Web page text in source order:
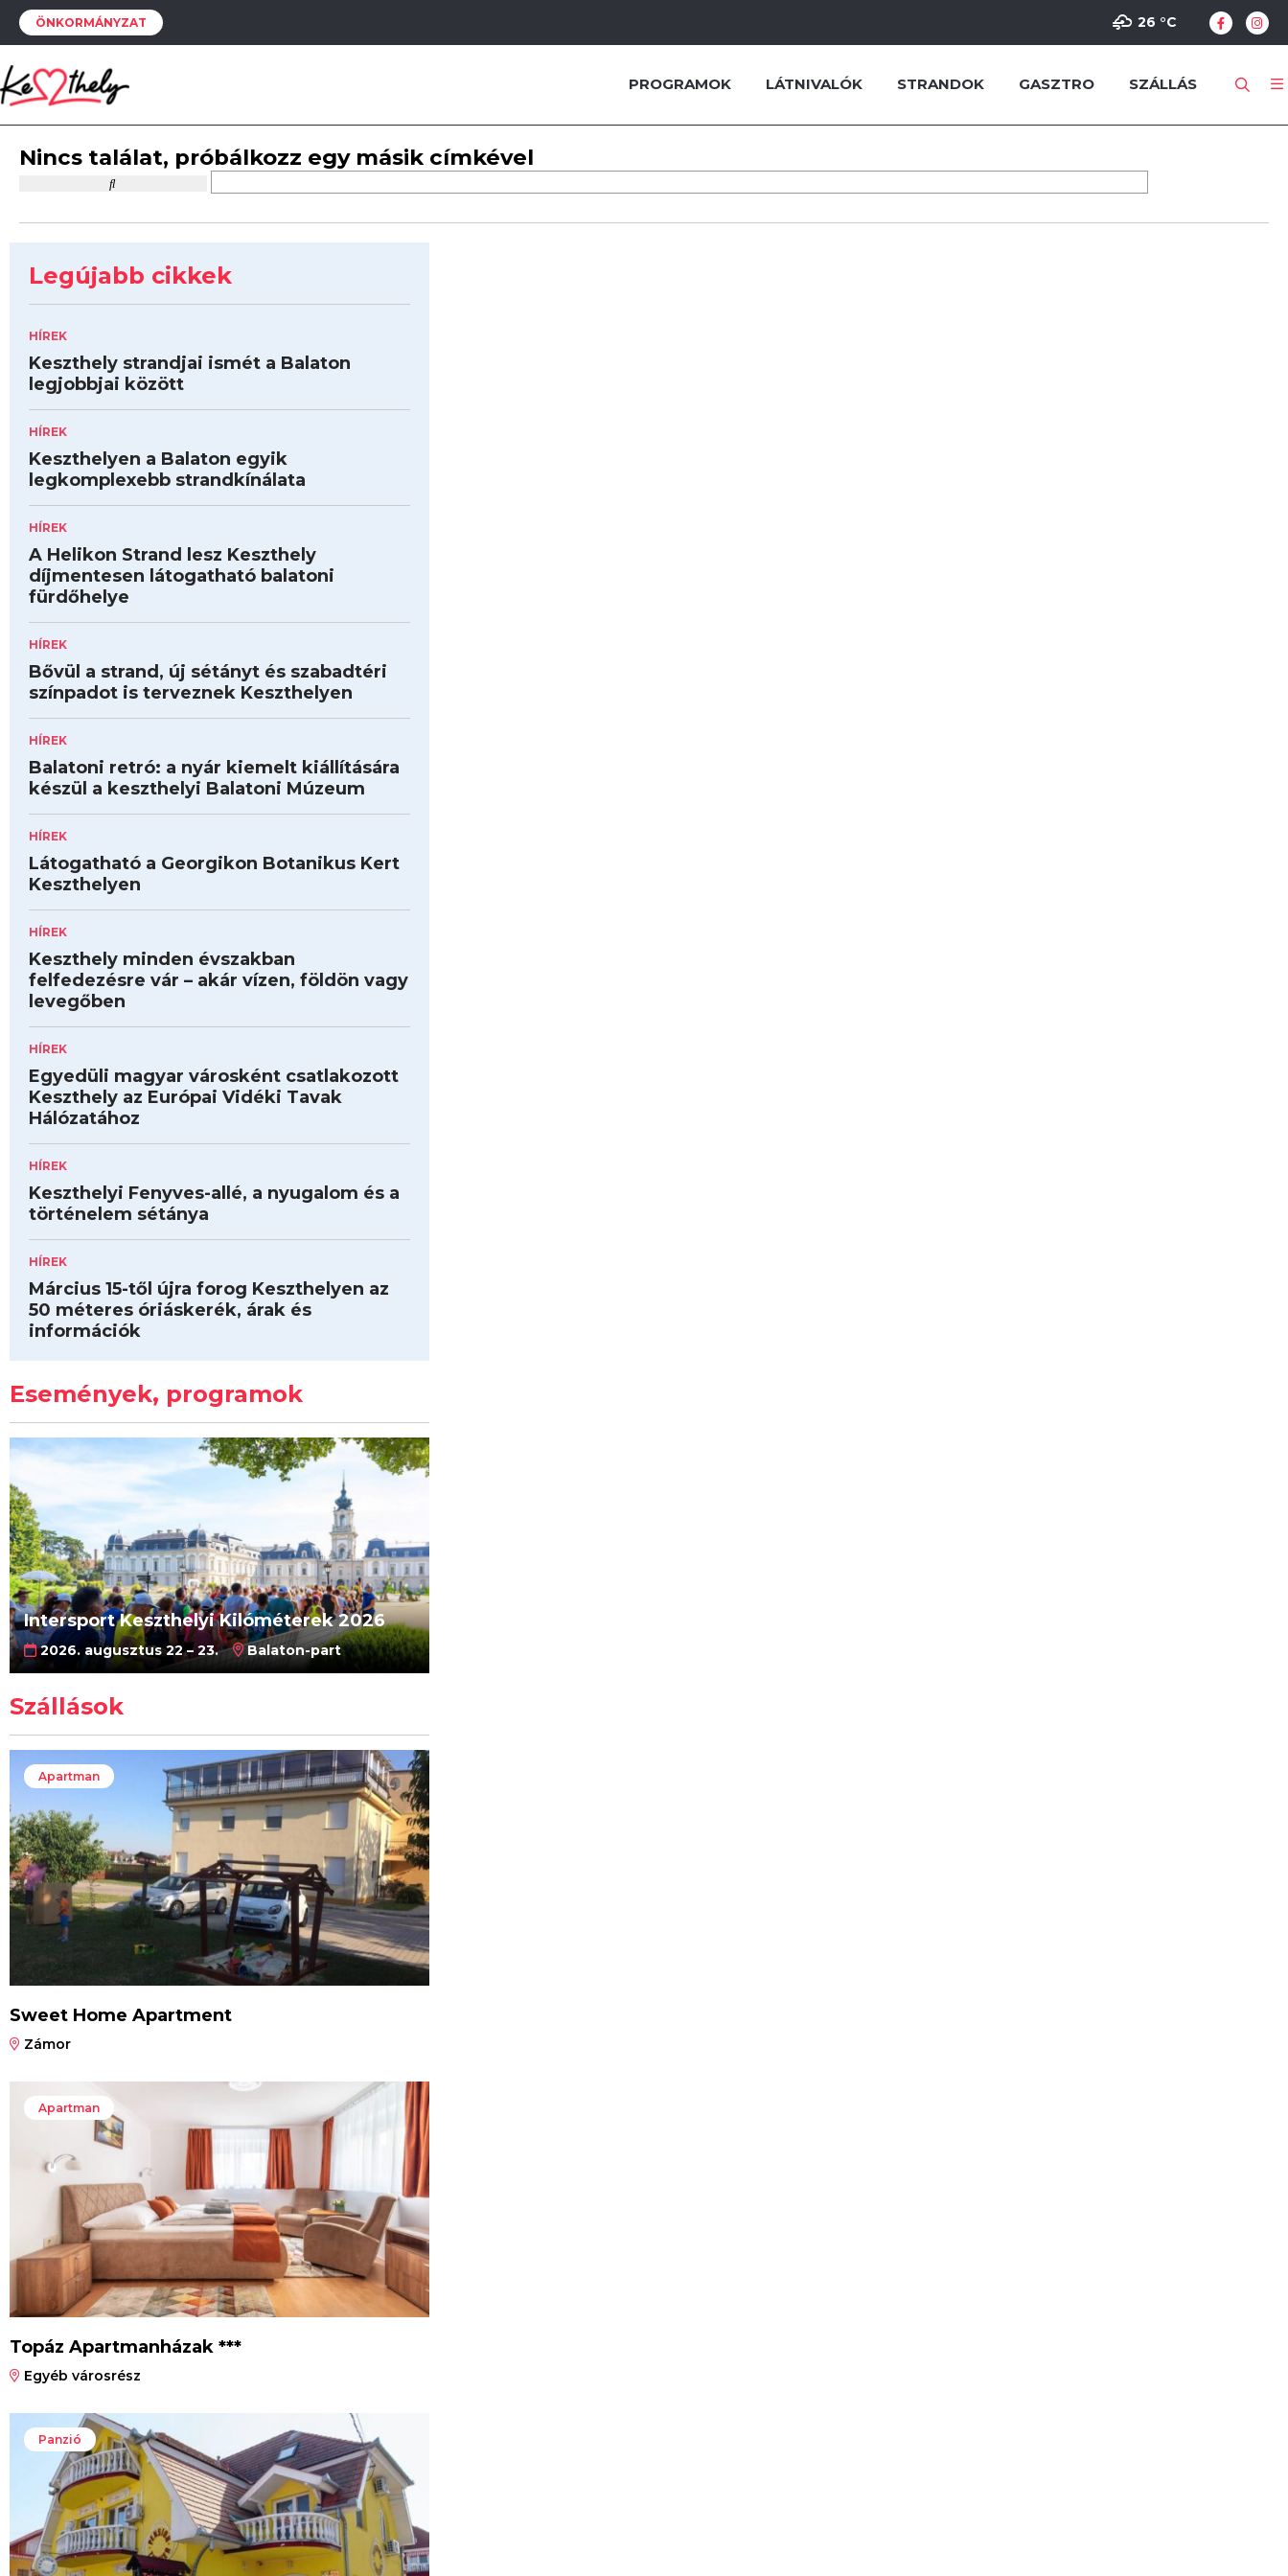
ÖNKORMÁNYZAT 26 °C
PROGRAMOK LÁTNIVALÓK STRANDOK GASZTRO SZÁLLÁS
Nincs találat, próbálkozz egy másik címkével
Legújabb cikkek
HÍREK
Keszthely strandjai ismét a Balaton
legjobbjai között
HÍREK
Keszthelyen a Balaton egyik
legkomplexebb strandkínálata
HÍREK
A Helikon Strand lesz Keszthely
díjmentesen látogatható balatoni
fürdőhelye
HÍREK
Bővül a strand, új sétányt és szabadtéri
színpadot is terveznek Keszthelyen
HÍREK
Balatoni retró: a nyár kiemelt kiállítására
készül a keszthelyi Balatoni Múzeum
HÍREK
Látogatható a Georgikon Botanikus Kert
Keszthelyen
HÍREK
Keszthely minden évszakban
felfedezésre vár – akár vízen, földön vagy
levegőben
HÍREK
Egyedüli magyar városként csatlakozott
Keszthely az Európai Vidéki Tavak
Hálózatához
HÍREK
Keszthelyi Fenyves-allé, a nyugalom és a
történelem sétánya
HÍREK
Március 15-től újra forog Keszthelyen az
50 méteres óriáskerék, árak és
információk
Események, programok
Intersport Keszthelyi Kilóméterek 2026
2026. augusztus 22 – 23. Balaton-part
Szállások
Apartman
Sweet Home Apartment
Zámor
Apartman
Topáz Apartmanházak ***
Egyéb városrész
Panzió